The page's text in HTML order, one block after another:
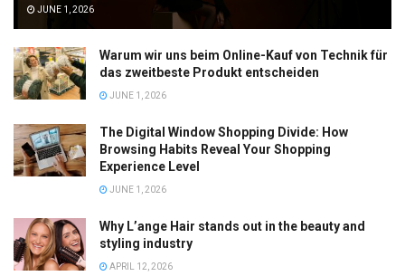
JUNE 1, 2026
Warum wir uns beim Online-Kauf von Technik für
das zweitbeste Produkt entscheiden
JUNE 1, 2026
The Digital Window Shopping Divide: How
Browsing Habits Reveal Your Shopping
Experience Level
JUNE 1, 2026
Why L’ange Hair stands out in the beauty and
styling industry
APRIL 12, 2026